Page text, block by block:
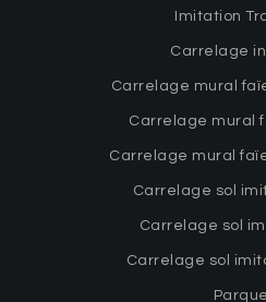
Imitation
Carrelage
Carrelage mural
Carrelage mural
Carrelage mural
Carrelage sol
Carrelage sol
Carrelage sol